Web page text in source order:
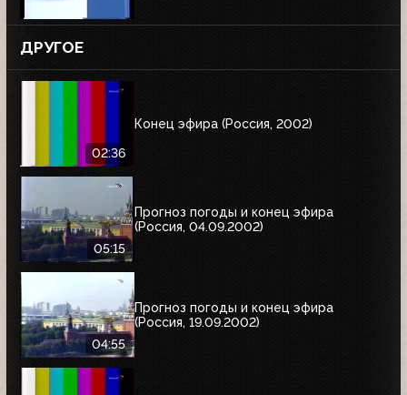
ДРУГОЕ
02:36
Конец эфира (Россия, 2002)
05:15
Прогноз погоды и конец эфира
(Россия, 04.09.2002)
04:55
Прогноз погоды и конец эфира
(Россия, 19.09.2002)